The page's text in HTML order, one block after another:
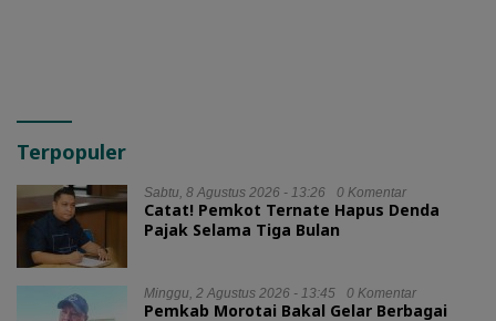
Terpopuler
Sabtu, 8 Agustus 2026 - 13:26 0 Komentar
Catat! Pemkot Ternate Hapus Denda
Pajak Selama Tiga Bulan
Minggu, 2 Agustus 2026 - 13:45 0 Komentar
Pemkab Morotai Bakal Gelar Berbagai